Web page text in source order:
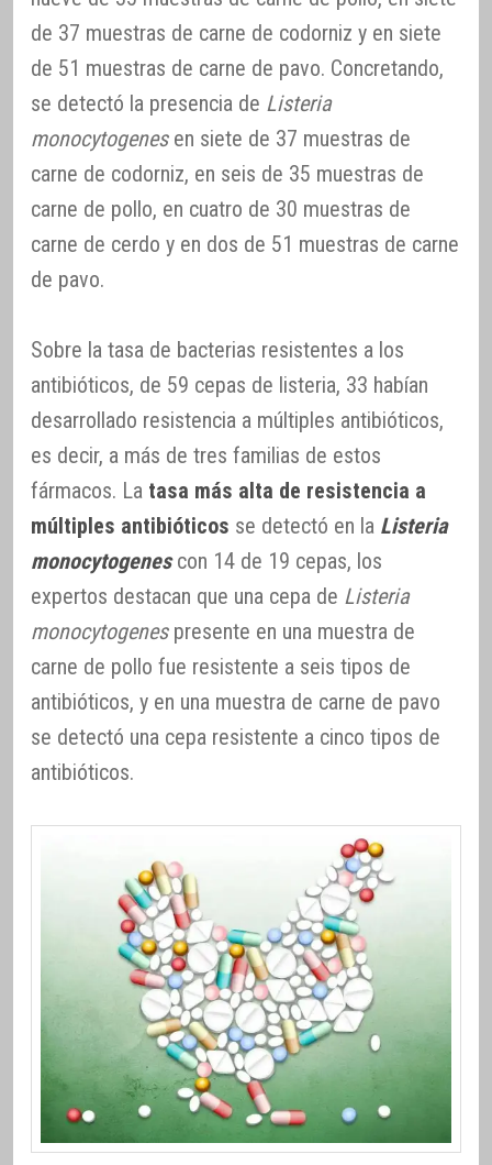
de 37 muestras de carne de codorniz y en siete
de 51 muestras de carne de pavo. Concretando,
se detectó la presencia de Listeria
monocytogenesen siete de 37 muestras de
carne de codorniz, en seis de 35 muestras de
carne de pollo, en cuatro de 30 muestras de
carne de cerdo y en dos de 51 muestras de carne
de pavo.
Sobre la tasa de bacterias resistentes a los
antibióticos, de 59 cepas de listeria, 33 habían
desarrollado resistencia a múltiples antibióticos,
es decir, a más de tres familias de estos
fármacos. La tasa más alta de resistencia a
múltiples antibióticos se detectó en la Listeria
monocytogenescon 14 de 19 cepas, los
expertos destacan que una cepa de Listeria
monocytogenespresente en una muestra de
carne de pollo fue resistente a seis tipos de
antibióticos, y en una muestra de carne de pavo
se detectó una cepa resistente a cinco tipos de
antibióticos.